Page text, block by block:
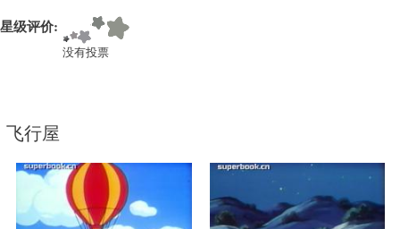
星级评价:
没有投票
飞行屋